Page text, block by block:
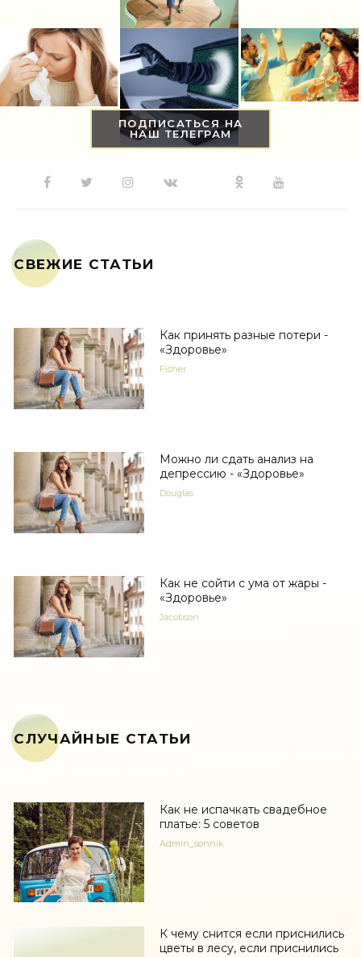
ПОДПИСАТЬСЯ НА
НАШ ТЕЛЕГРАМ
СВЕЖИЕ СТАТЬИ
Как принять разные потери -
«Здоровье»
Fisher
Можно ли сдать анализ на
депрессию - «Здоровье»
Douglas
Как не сойти с ума от жары -
«Здоровье»
Jacobson
СЛУЧАЙНЫЕ СТАТЬИ
Как не испачкать свадебное
платье: 5 советов
Admin_sonnik
К чему снится если приснились
цветы в лесу, если приснились